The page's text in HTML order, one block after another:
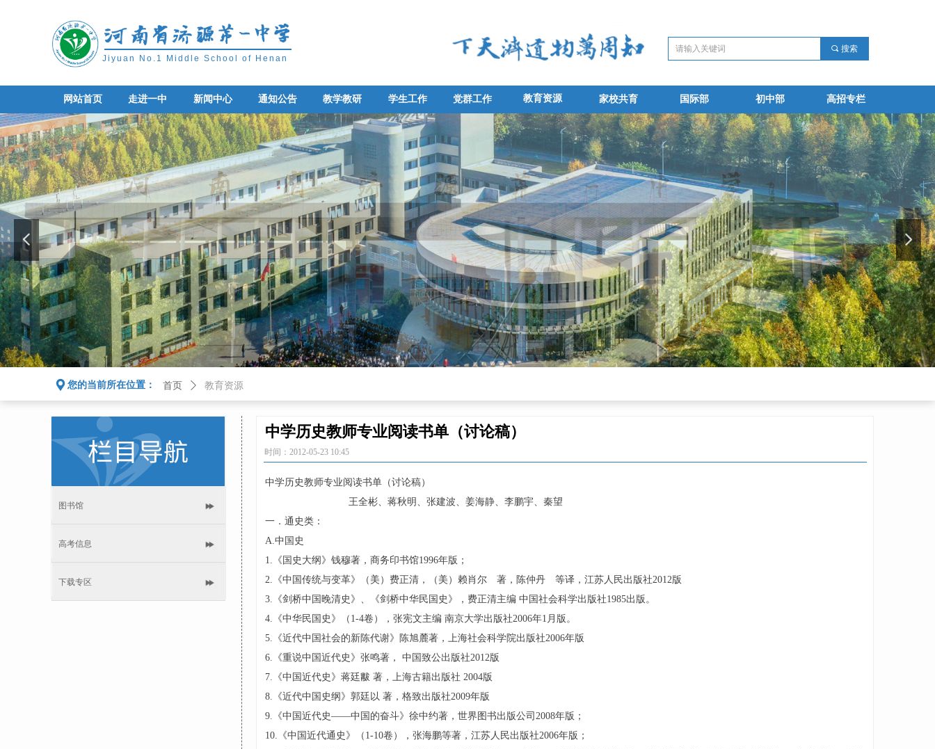
Jiyuan No.1 Middle School of Henan
끠 搜索
网站首页
网站首页
走进一中
走进一中
新闻中心
新闻中心
通知公告
通知公告
教学教研
教学教研
学生工作
学生工作
党群工作 教育资源 家校共育
家校共育
国际部
国际部
初中部
初中部
高招专栏
高招专栏
图书馆
高考信息
下载专区
넳 넲
您的当前所在位置： 首页 ꄲ 教育资源
끇
中学历史教师专业阅读书单（讨论稿）
王全彬、蒋秋明、张建波、姜海静、李鹏宇、秦望
一．通史类：
A.中国史
1.《国史大纲》钱穆著，商务印书馆1996年版；
2.《中国传统与变革》（美）费正清，（美）赖肖尔 著，陈仲丹 等译，江苏人民出版社2012版
3.《剑桥中国晚清史》、《剑桥中华民国史》，费正清主编 中国社会科学出版社1985出版。
4.《中华民国史》（1-4卷），张宪文主编 南京大学出版社2006年1月版。
5.《近代中国社会的新陈代谢》陈旭麓著，上海社会科学院出版社2006年版
6.《重说中国近代史》张鸣著， 中国致公出版社2012版
7.《中国近代史》蒋廷黻 著，上海古籍出版社 2004版
8.《近代中国史纲》郭廷以 著，格致出版社2009年版
9.《中国近代史——中国的奋斗》徐中约著，世界图书出版公司2008年版；
10.《中国近代通史》（1-10卷），张海鹏等著，江苏人民出版社2006年版；
时间： 2012-05-23 10:45
中学历史教师专业阅读书单（讨论稿）